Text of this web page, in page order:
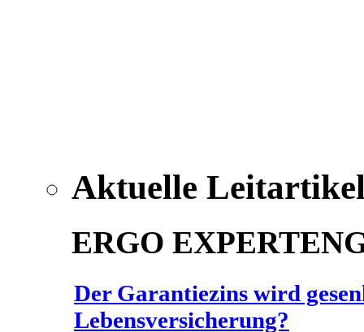
Aktuelle
ERGO
Der Garantiezins wird
Lebensversicherung?